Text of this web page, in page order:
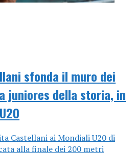
sfonda il muro dei
juniores della storia, in
Castellani ai Mondiali U20 di
alla finale dei 200 metri